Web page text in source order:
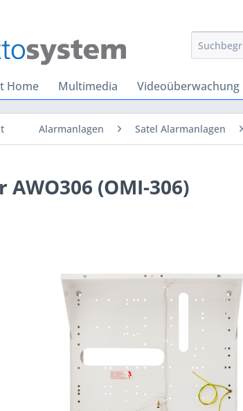
Home Multimedia Videoüberwachung
Alarmanlagen Satel Alarmanlagen
AWO306 (OMI-306)